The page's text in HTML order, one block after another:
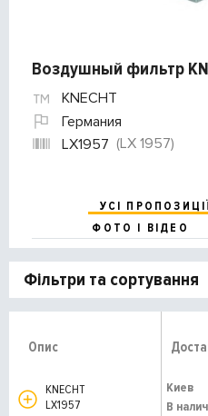
Воздушный фильтр
KNECHT
Германия
LX1957 (LX 1957)
УСІ ПРОПОЗИЦІЇ
ФОТО І ВІДЕО
Фільтри та сортування
Опис
KNECHT
LX1957
Киев
В